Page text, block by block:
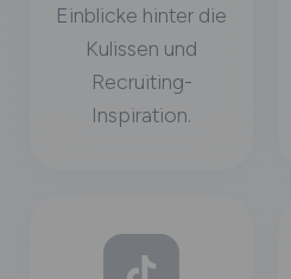
Einblicke hinter die
Kulissen und
Recruiting-
Inspiration.